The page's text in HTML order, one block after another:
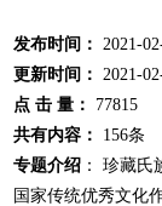
发布时间： 2021-
更新时间： 2021-
点 击 量：
77815
共有内容：
156条
专题介绍 ： 珍藏
国家传统优秀文化